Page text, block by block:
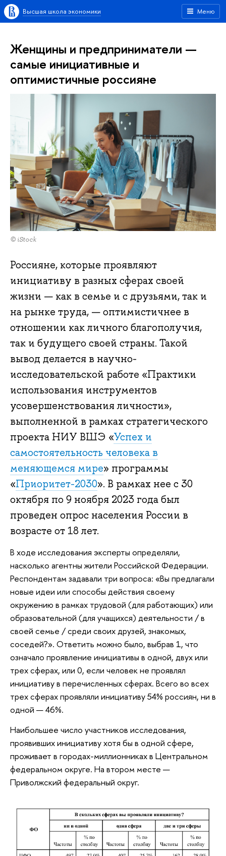
Меню
Высшая школа экономики
Женщины и предприниматели —
самые инициативные и
оптимистичные россияне
© iStock
Россияне, которые проявляют
инициативу в разных сферах своей
жизни — как в семье и с друзьями, так и
на рынке труда, — оптимистичнее в
отношении как личного благополучия,
так и будущего своей страны. Такой
вывод делается в научно-
исследовательской работе «Практики
использования инструментов
усовершенствования личности»,
выполненной в рамках стратегического
проекта НИУ ВШЭ «Успех и
самостоятельность человека в
меняющемся мире» программы
«Приоритет-2030». В рамках нее с 30
октября по 9 ноября 2023 года был
проведен опрос населения России в
возрасте от 18 лет.
В ходе исследования эксперты определяли,
насколько агентны жители Российской Федерации.
Респондентам задавали три вопроса: «Вы предлагали
новые идеи или способы действия своему
окружению в рамках трудовой (для работающих) или
образовательной (для учащихся) деятельности / в
своей семье / среди своих друзей, знакомых,
соседей?». Ответить можно было, выбрав 1, что
означало проявление инициативы в одной, двух или
трех сферах, или 0, если человек не проявлял
инициативу в перечисленных сферах. Всего во всех
трех сферах проявляли инициативу 54% россиян, ни в
одной — 46%.
Наибольшее число участников исследования,
проявивших инициативу хотя бы в одной сфере,
проживает в городах-миллионниках в Центральном
федеральном округе. На втором месте —
Приволжский федеральный округ.